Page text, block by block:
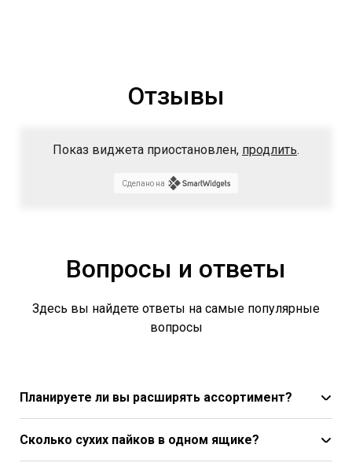
Отзывы
Показ виджета приостановлен, продлить.
Сделано на
Вопросы и ответы
Здесь вы найдете ответы на самые популярные
вопросы
Планируете ли вы расширять ассортимент?
Сколько сухих пайков в одном ящике?